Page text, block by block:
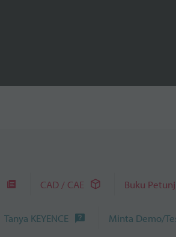
CAD / CAE Buku
Tanya KEYENCE Minta Demo/